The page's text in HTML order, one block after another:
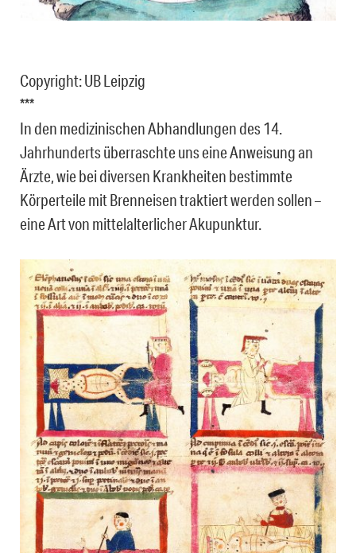
Copyright: UB Leipzig
***
In den medizinischen Abhandlungen des 14.
Jahrhunderts überraschte uns eine Anweisung an
Ärzte, wie bei diversen Krankheiten bestimmte
Körperteile mit Brenneisen traktiert werden sollen –
eine Art von mittelalterlicher Akupunktur.